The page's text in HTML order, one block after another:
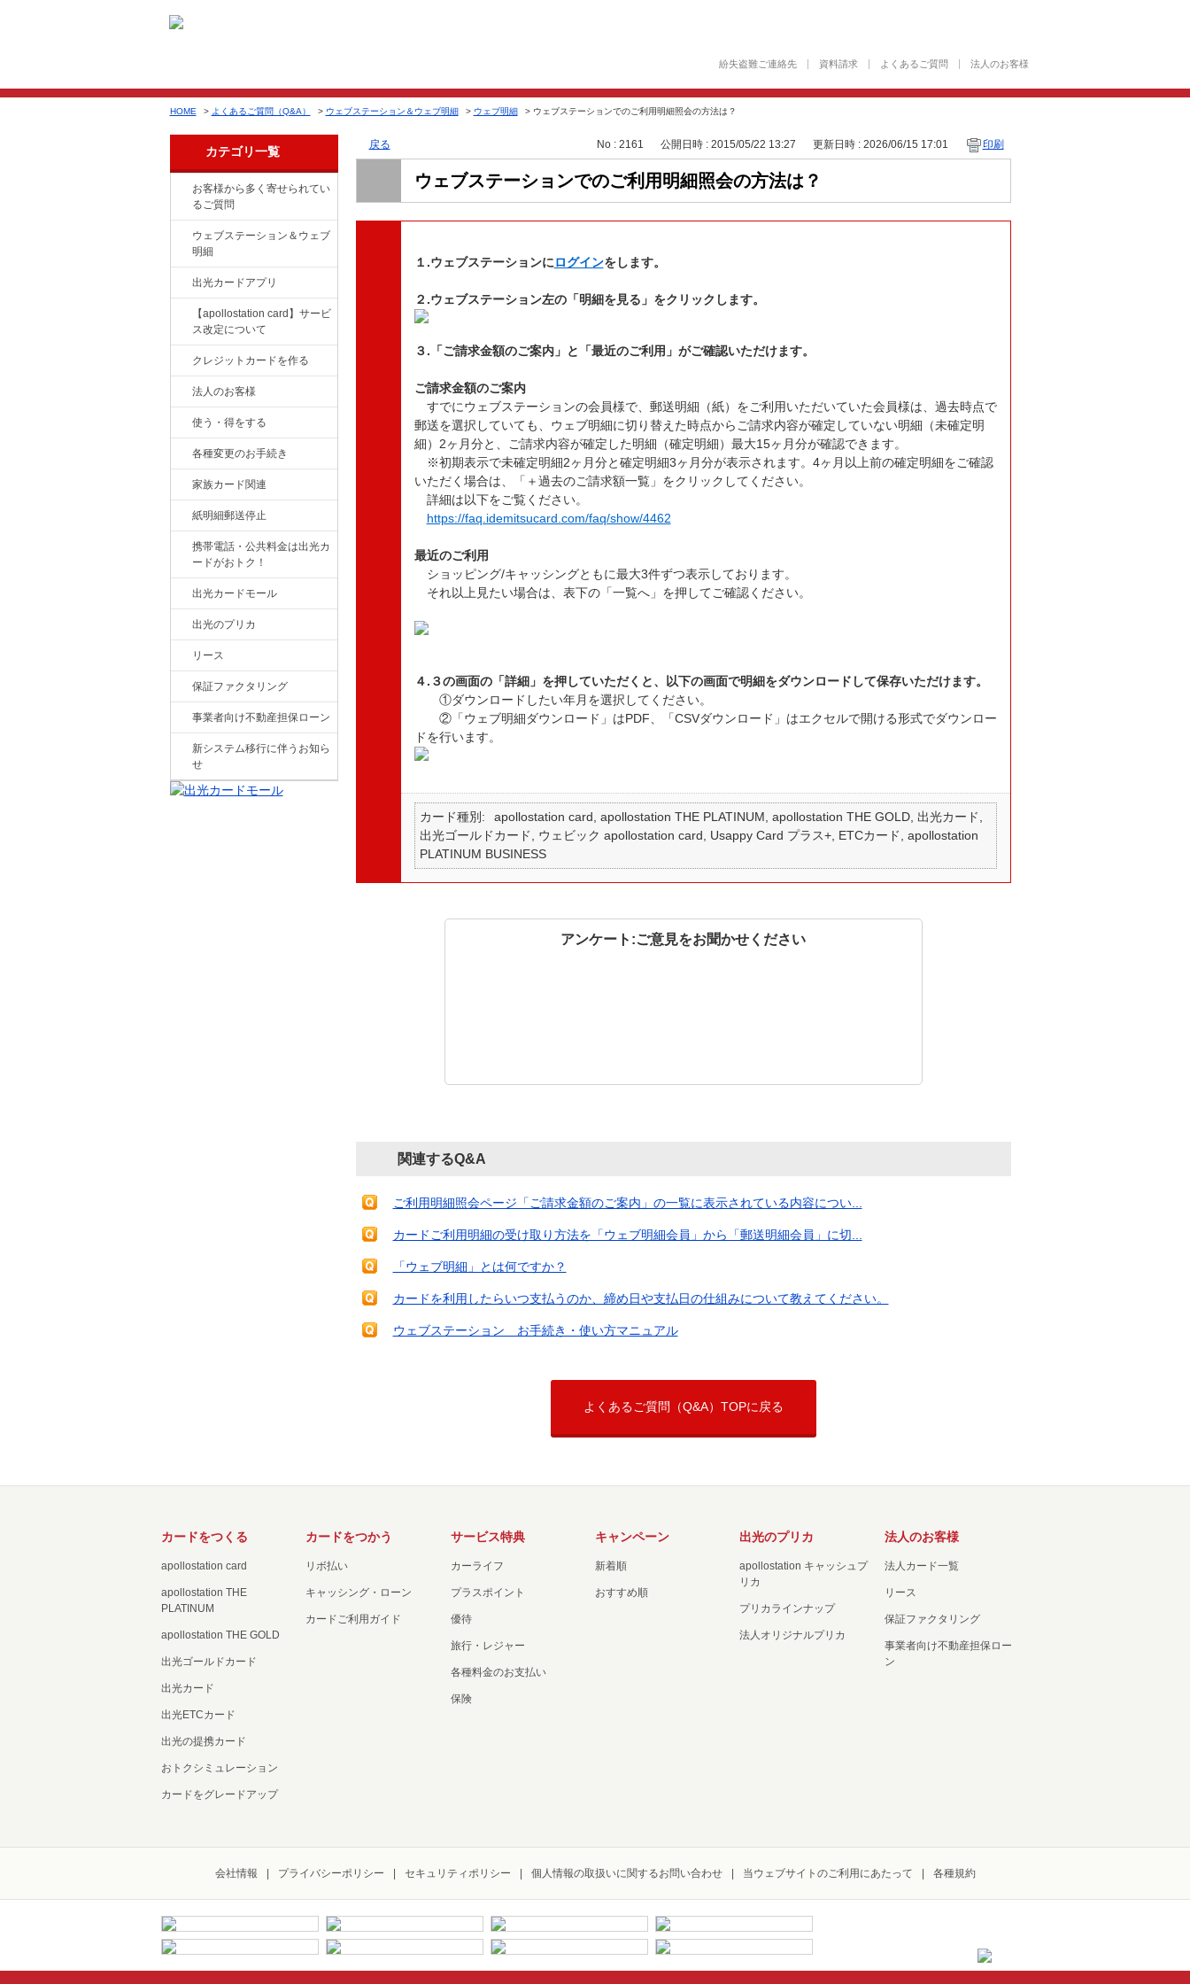
紛失盗難ご連絡先 資料請求 よくあるご質問 法人のお客様
HOME > よくあるご質問（Q&A） > ウェブステーション＆ウェブ明細 > ウェブ明細 > ウェブステーションでのご利用明細照会の方法は？
カテゴリ一覧
お客様から多く寄せられてい
るご質問
ウェブステーション＆ウェブ
明細
出光カードアプリ
【apollostation card】サービ
ス改定について
クレジットカードを作る
法人のお客様
使う・得をする
各種変更のお手続き
家族カード関連
紙明細郵送停止
携帯電話・公共料金は出光カ
ードがおトク！
出光カードモール
出光のプリカ
リース
保証ファクタリング
事業者向け不動産担保ローン
新システム移行に伴うお知ら
せ
戻る No : 2161 公開日時 : 2015/05/22 13:27 更新日時 : 2026/06/15 17:01 印刷
ウェブステーションでのご利用明細照会の方法は？
１.ウェブステーションにログインをします。
２.ウェブステーション左の「明細を見る」をクリックします。
３.「ご請求金額のご案内」と「最近のご利用」がご確認いただけます。
ご請求金額のご案内
すでにウェブステーションの会員様で、郵送明細（紙）をご利用いただいていた会員様は、過去時点で
郵送を選択していても、ウェブ明細に切り替えた時点からご請求内容が確定していない明細（未確定明
細）2ヶ月分と、ご請求内容が確定した明細（確定明細）最大15ヶ月分が確認できます。
※初期表示で未確定明細2ヶ月分と確定明細3ヶ月分が表示されます。4ヶ月以上前の確定明細をご確認
いただく場合は、「＋過去のご請求額一覧」をクリックしてください。
詳細は以下をご覧ください。
https://faq.idemitsucard.com/faq/show/4462
最近のご利用
ショッピング/キャッシングともに最大3件ずつ表示しております。
それ以上見たい場合は、表下の「一覧へ」を押してご確認ください。
４.３の画面の「詳細」を押していただくと、以下の画面で明細をダウンロードして保存いただけます。
①ダウンロードしたい年月を選択してください。
②「ウェブ明細ダウンロード」はPDF、「CSVダウンロード」はエクセルで開ける形式でダウンロー
ドを行います。
カード種別
apollostation card, apollostation THE PLATINUM, apollostation THE GOLD, 出光カード,
出光ゴールドカード, ウェビック apollostation card, Usappy Card プラス+, ETCカード, apollostation
PLATINUM BUSINESS
アンケート:ご意見をお聞かせください
関連するQ&A
ご利用明細照会ページ「ご請求金額のご案内」の一覧に表示されている内容につい...
カードご利用明細の受け取り方法を「ウェブ明細会員」から「郵送明細会員」に切...
「ウェブ明細」とは何ですか？
カードを利用したらいつ支払うのか、締め日や支払日の仕組みについて教えてください。
ウェブステーション お手続き・使い方マニュアル
よくあるご質問（Q&A）TOPに戻る
カードをつくる
apollostation card
apollostation THE
PLATINUM
apollostation THE GOLD
出光ゴールドカード
出光カード
出光ETCカード
出光の提携カード
おトクシミュレーション
カードをグレードアップ
カードをつかう
リボ払い
キャッシング・ローン
カードご利用ガイド
サービス特典
カーライフ
プラスポイント
優待
旅行・レジャー
各種料金のお支払い
保険
キャンペーン
新着順
おすすめ順
出光のプリカ
apollostation キャッシュプ
リカ
プリカラインナップ
法人オリジナルプリカ
法人のお客様
法人カード一覧
リース
保証ファクタリング
事業者向け不動産担保ロー
ン
会社情報 プライバシーポリシー セキュリティポリシー 個人情報の取扱いに関するお問い合わせ 当ウェブサイトのご利用にあたって 各種規約